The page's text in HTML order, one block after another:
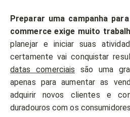
Preparar uma campanha
commerce exige muito
planejar e iniciar suas
certamente vai conquistar
datas comerciais são uma
apenas para aumentar as
adquirir novos clientes e
duradouros com os